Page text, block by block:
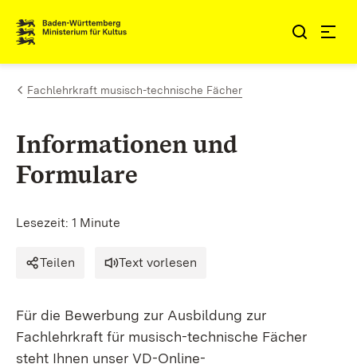
Zum Inhalt springen
Link zur Startseite
Fachlehrkraft musisch-technische Fächer
Informationen und
Formulare
Lesezeit: 1 Minute
Teilen Text vorlesen
Für die Bewerbung zur Ausbildung zur
Fachlehrkraft für musisch-technische Fächer
steht Ihnen unser VD-Online-